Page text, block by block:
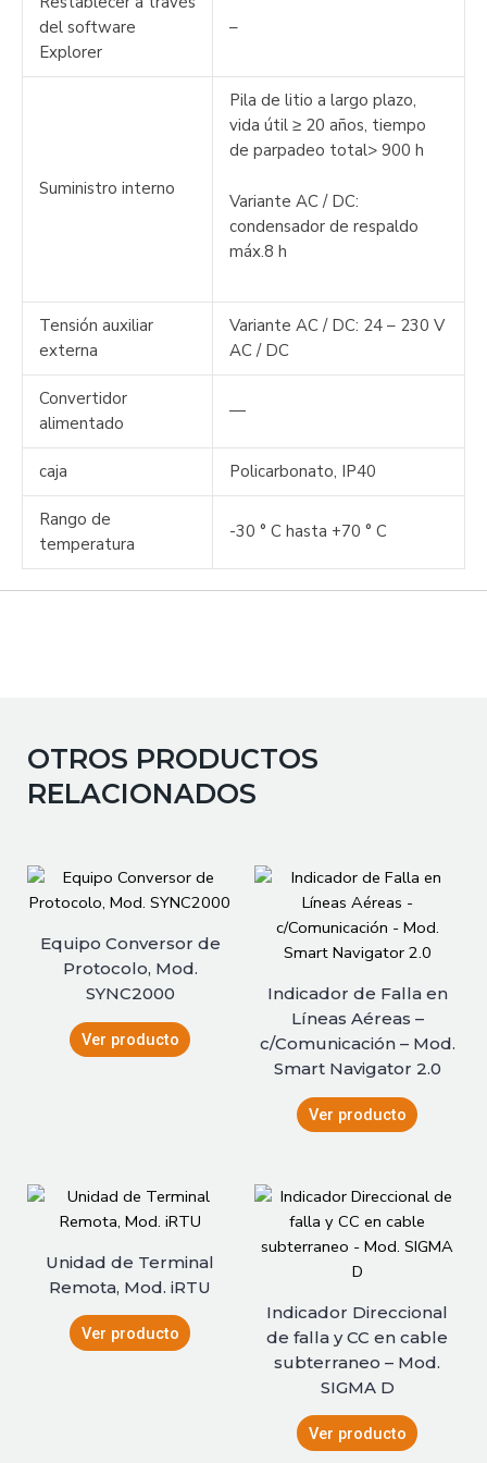
del software
Explorer
–
Suministro interno
Pila de litio a largo plazo,
vida útil ≥ 20 años, tiempo
de parpadeo total> 900 h
Variante AC / DC:
condensador de respaldo
máx.8 h
Tensión auxiliar
externa
Variante AC / DC: 24 – 230 V
AC / DC
Convertidor
alimentado
—
caja Policarbonato, IP40
Rango de
temperatura
-30 ° C hasta +70 ° C
OTROS PRODUCTOS
RELACIONADOS
Equipo Conversor de
Protocolo, Mod.
SYNC2000
Ver producto
Indicador de Falla en
Líneas Aéreas –
c/Comunicación – Mod.
Smart Navigator 2.0
Ver producto
Unidad de Terminal
Remota, Mod. iRTU
Ver producto
Indicador Direccional
de falla y CC en cable
subterraneo – Mod.
SIGMA D
Ver producto